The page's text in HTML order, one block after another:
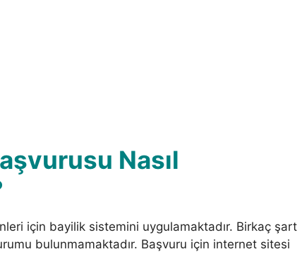
Nasıl
için bayilik sistemini uygulamaktadır. Birkaç şart
bulunmamaktadır. Başvuru için internet sitesi